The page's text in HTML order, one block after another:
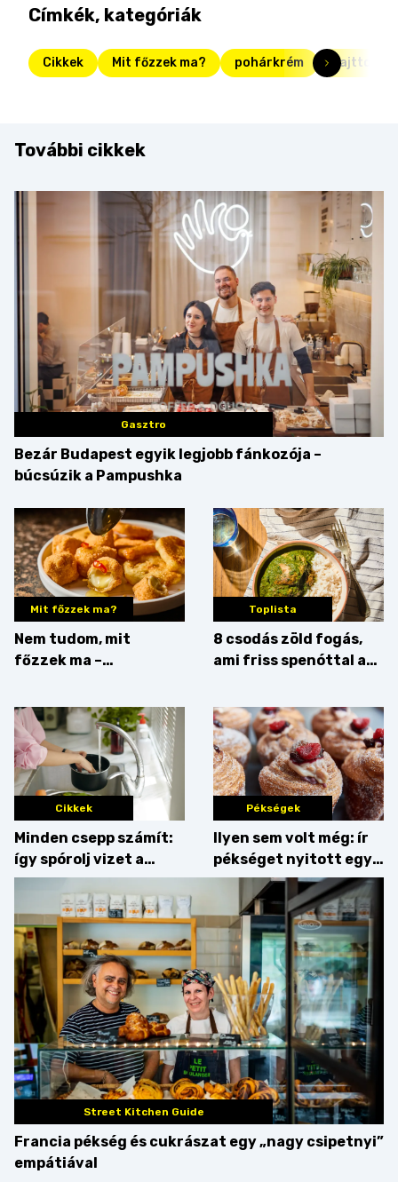
Címkék, kategóriák
Cikkek Mit főzzek ma? pohárkrém sajttorta
További cikkek
Gasztro
Bezár Budapest egyik legjobb fánkozója –
búcsúzik a Pampushka
Mit főzzek ma?
Nem tudom, mit
főzzek ma –
camembert
Toplista
8 csodás zöld fogás,
ami friss spenóttal az
Cikkek
Minden csepp számít:
így spórolj vizet a
konyhában
Pékségek
Ilyen sem volt még: ír
pékséget nyitott egy
Dublinból hazatért pár
Street Kitchen Guide
Francia pékség és cukrászat egy „nagy csipetnyi”
empátiával